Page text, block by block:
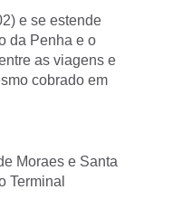
e se estende
da Penha e o
as viagens e
cobrado em
Moraes e Santa
Terminal